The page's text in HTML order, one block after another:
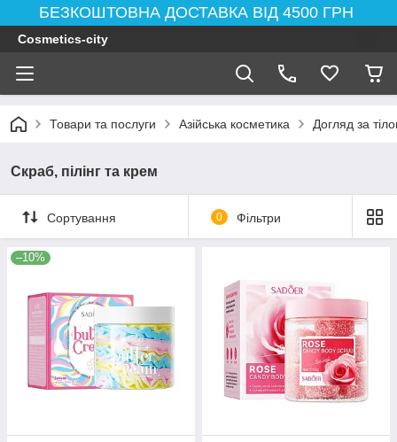
БЕЗКОШТОВНА ДОСТАВКА ВІД 4500 ГРН
Cosmetics-city
Товари та послуги Азійська косметика Догляд за
Скраб, пілінг та крем
Сортування 0 Фільтри
–10%